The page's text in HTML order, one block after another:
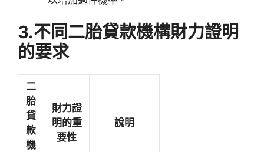
3.不同二胎貸款機構財力證明
的要求
二
胎
貸
款
機
財力證
明的重
要性
說明